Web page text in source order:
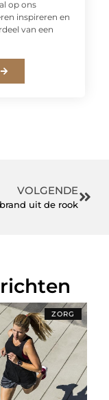
op ons
inspireren en
van een
VOLGENDE
uit de rook
ZORG